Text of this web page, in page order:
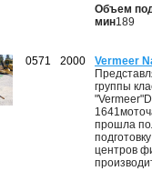
Объем
мин189
0571 2000
Vermeer
группы
прошла
центров